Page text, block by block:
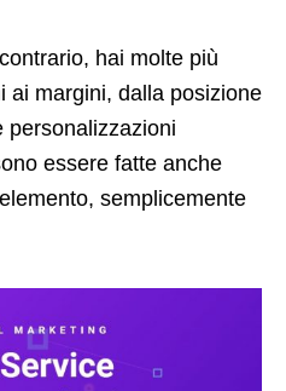
hai molte più
ai margini, dalla posizione
personalizzazioni
essere fatte anche
semplicemente